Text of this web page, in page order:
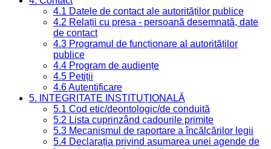
4.1 Datele de contact ale autorităților publice
4.2 Relații cu presa - persoană desemnată, date
de contact
4.3 Programul de funcționare al autorităților
publice
4.4 Program de audiențe
4.5 Petiții
4.6 Autentificare
5. INTEGRITATE INSTITUȚIONALĂ
5.1 Cod etic/deontologic/de conduită
5.2 Lista cuprinzând cadourile primite
5.3 Mecanismul de raportare a încălcărilor legii
5.4 Declarația privind asumarea unei agende de